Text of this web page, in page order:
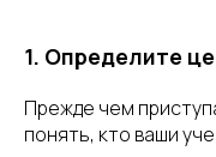
1. Определите
Прежде чем
понять, кто ваши